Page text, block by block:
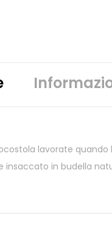
lavorate
in budella